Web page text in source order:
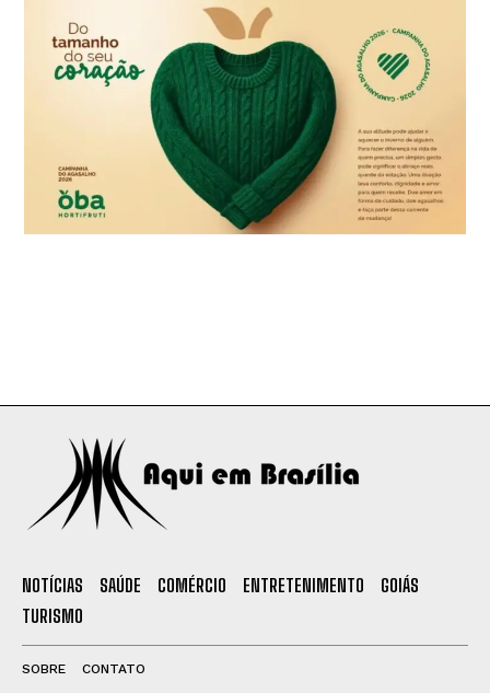
NOTÍCIAS SAÚDE COMÉRCIO ENTRETENIMENTO
GOIÁS
TURISMO
SOBRE CONTATO